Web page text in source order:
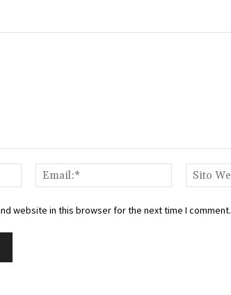
Nome:*
Email:*
website in this browser for the next time I comment.